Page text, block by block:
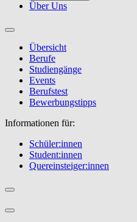
Über Uns
Übersicht
Berufe
Studiengänge
Events
Berufstest
Bewerbungstipps
Informationen für:
Schüler:innen
Student:innen
Quereinsteiger:innen